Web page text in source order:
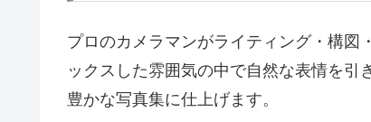
プロのカメラマンがライティング・構図
ックスした雰囲気の中で自然な表情を
豊かな写真集に仕上げます。